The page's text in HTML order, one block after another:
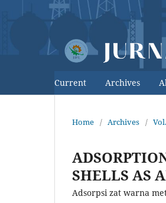
Current Archives
Home / Archives /
SHELLS AS
Adsorpsi zat warna